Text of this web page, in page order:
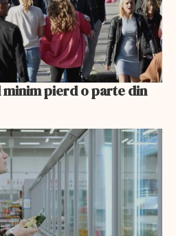
pierd o parte din